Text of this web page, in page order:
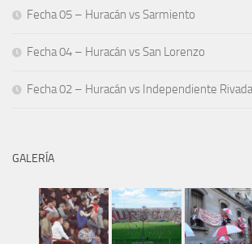
Fecha 05 – Huracán vs Sarmiento
Fecha 04 – Huracán vs San Lorenzo
Fecha 02 – Huracán vs Independiente
GALERÍA